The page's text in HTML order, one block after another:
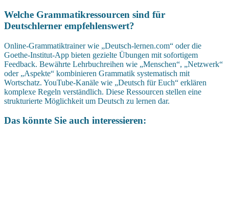
Welche Grammatikressourcen sind für
Deutschlerner empfehlenswert?
Online-Grammatiktrainer wie „Deutsch-lernen.com“ oder die
Goethe-Institut-App bieten gezielte Übungen mit sofortigem
Feedback. Bewährte Lehrbuchreihen wie „Menschen“, „Netzwerk“
oder „Aspekte“ kombinieren Grammatik systematisch mit
Wortschatz. YouTube-Kanäle wie „Deutsch für Euch“ erklären
komplexe Regeln verständlich. Diese Ressourcen stellen eine
strukturierte Möglichkeit um Deutsch zu lernen dar.
Das könnte Sie auch interessieren: